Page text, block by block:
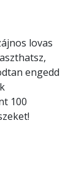
lovas
engedd
100